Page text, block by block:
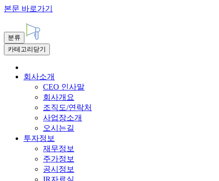
본문 바로가기
분류
카테고리닫기
회사소개
CEO 인사말
회사개요
조직도/연락처
사업장소개
오시는길
투자정보
재무정보
주가정보
공시정보
IR자료실